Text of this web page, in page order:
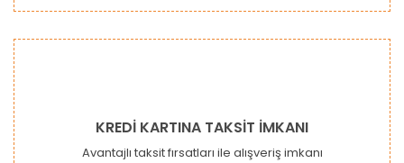
KREDİ KARTINA TAKSİT İMKANI
Avantajlı taksit fırsatları ile alışveriş imkanı